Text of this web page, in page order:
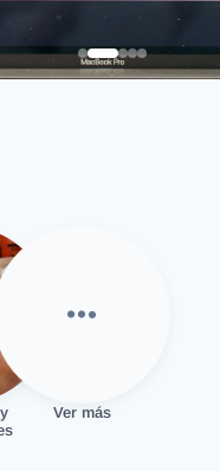
Ver más